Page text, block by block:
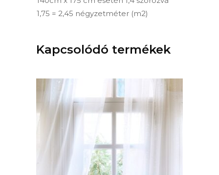
1,75 = 2,45 négyzetméter (m2)
Kapcsolódó termékek